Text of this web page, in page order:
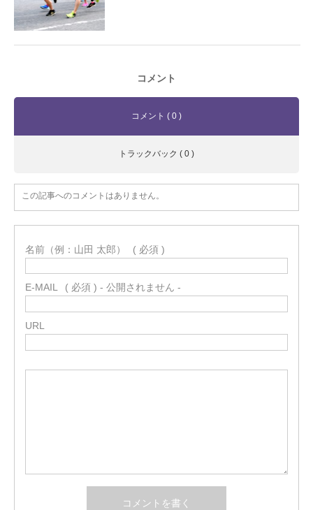
コメント
コメント ( 0 )
トラックバック ( 0 )
この記事へのコメントはありません。
名前（例：山田 太郎） ( 必須 )
E-MAIL ( 必須 ) - 公開されません -
URL